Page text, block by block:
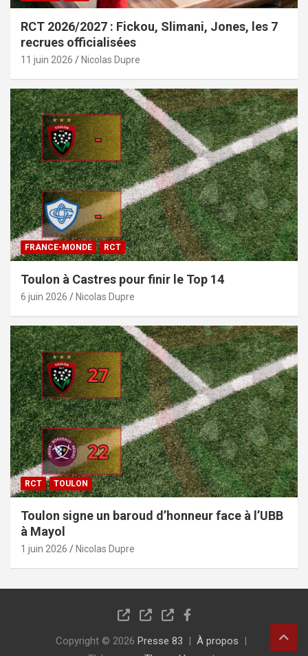
RCT 2026/2027 : Fickou, Slimani, Jones, les 7
recrues officialisées
11 juin 2026 Nicolas Dupre
FRANCE-MONDE RCT
Toulon à Castres pour finir le Top 14
6 juin 2026 Nicolas Dupre
RCT TOULON
Toulon signe un baroud d’honneur face à l’UBB
à Mayol
1 juin 2026 Nicolas Dupre
Copyright © 2026 Presse 83
À propos